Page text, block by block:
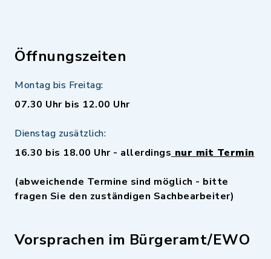
Öffnungszeiten
Montag bis Freitag:
07.30 Uhr bis 12.00 Uhr
Dienstag zusätzlich:
16.30 bis 18.00 Uhr - allerdings nur mit Termin
(abweichende Termine sind möglich - bitte
fragen Sie den zuständigen Sachbearbeiter)
Vorsprachen im Bürgeramt/EWO